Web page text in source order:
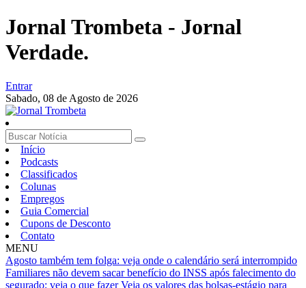
Jornal Trombeta - Jornal
Verdade.
Entrar
Sabado, 08 de Agosto de 2026
Início
Podcasts
Classificados
Colunas
Empregos
Guia Comercial
Cupons de Desconto
Contato
MENU
Agosto também tem folga: veja onde o calendário será interrompido
Familiares não devem sacar benefício do INSS após falecimento do
segurado; veja o que fazer Veja os valores das bolsas-estágio para